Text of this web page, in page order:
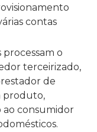
contas
o
terceirizado,
de
produto,
consumidor